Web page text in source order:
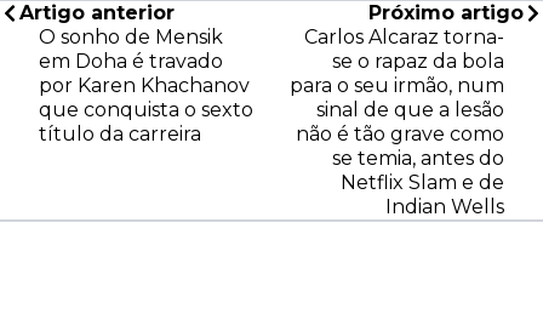
Artigo anterior
O sonho de Mensik
em Doha é travado
por Karen Khachanov
que conquista o sexto
título da carreira
Próximo artigo
Carlos Alcaraz torna-
se o rapaz da bola
para o seu irmão, num
sinal de que a lesão
não é tão grave como
se temia, antes do
Netflix Slam e de
Indian Wells